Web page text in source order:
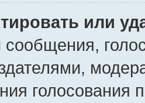
или
голосования